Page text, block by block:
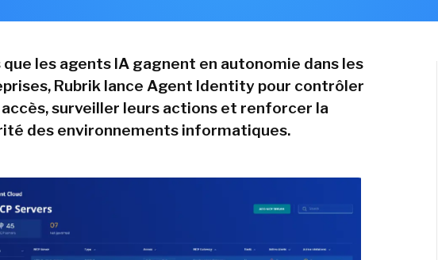
les agents IA gagnent en autonomie dans les
Rubrik lance Agent Identity pour contrôler
surveiller leurs actions et renforcer la
des environnements informatiques.